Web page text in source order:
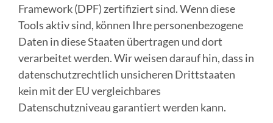
Framework (DPF) zertifiziert sind. Wenn diese
Tools aktiv sind, können Ihre personenbezogene
Daten in diese Staaten übertragen und dort
verarbeitet werden. Wir weisen darauf hin, dass in
datenschutzrechtlich unsicheren Drittstaaten
kein mit der EU vergleichbares
Datenschutzniveau garantiert werden kann.